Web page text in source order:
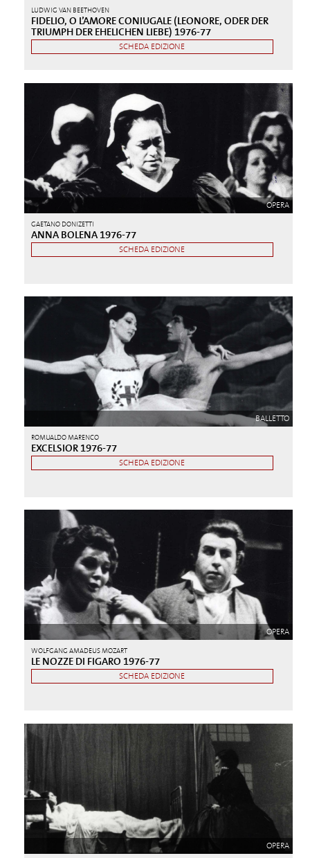
LUDWIG VAN BEETHOVEN
FIDELIO, O L’AMORE CONIUGALE (LEONORE, ODER DER
TRIUMPH DER EHELICHEN LIEBE) 1976-77
SCHEDA EDIZIONE
OPERA
GAETANO DONIZETTI
ANNA BOLENA 1976-77
SCHEDA EDIZIONE
BALLETTO
ROMUALDO MARENCO
EXCELSIOR 1976-77
SCHEDA EDIZIONE
OPERA
WOLFGANG AMADEUS MOZART
LE NOZZE DI FIGARO 1976-77
SCHEDA EDIZIONE
OPERA